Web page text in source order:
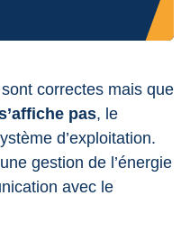
correctes mais que
pas, le
d’exploitation.
gestion de l’énergie
avec le